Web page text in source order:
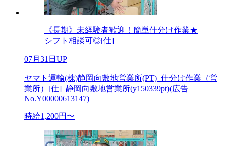
《長期》未経験者歓迎！簡単仕分け作業★
シフト相談可◎[仕]
07月31日UP
ヤマト運輸(株)静岡向敷地営業所(PT)_仕分け作業（営
業所）[仕]_静岡向敷地営業所(y150339pt)(広告
No.Y00000613147)
時給1,200円〜